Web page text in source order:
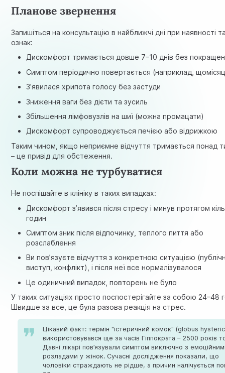
Планове звернення
Запишіться на консультацію в найближчі дні при наявності
ознак:
Дискомфорт тримається довше 7–10 днів без
Симптом періодично повертається (наприклад,
З’явилася хрипота голосу без застуди
Зниження ваги без дієти та зусиль
Збільшення лімфовузлів на шиї (можна промацати)
Дискомфорт супроводжується печією або відрижкою
Таким чином, якщо неприємне відчуття тримається понад
– це привід для обстеження.
Коли можна не турбуватися
Не поспішайте в клініку в таких випадках:
Дискомфорт з’явився після стресу і минув протягом
годин
Симптом зник після відпочинку, теплого пиття або
розслаблення
Ви пов’язуєте відчуття з конкретною ситуацією
виступ, конфлікт), і після неї все нормалізувалося
Це одиничний випадок, повторень не було
У таких ситуаціях просто поспостерігайте за собою 24–48
Швидше за все, це була разова реакція на стрес.
Цікавий факт: термін "істеричний комок" (globus
використовувався ще за часів Гіппократа – 2500 років
Давні лікарі пов’язували симптом виключно з
розладами у жінок. Сучасні дослідження показали, що
чоловіки страждають не рідше, а причин налічується